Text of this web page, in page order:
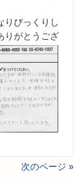
りびっくりし
りがとうござ
次のページ »